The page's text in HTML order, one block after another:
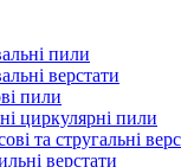
пили
верстати
пили
циркулярні пили
та стругальні
верстати